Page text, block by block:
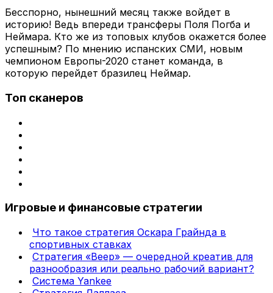
Бесспорно, нынешний месяц также войдет в
историю! Ведь впереди трансферы Поля Погба и
Неймара. Кто же из топовых клубов окажется более
успешным? По мнению испанских СМИ, новым
чемпионом Европы-2020 станет команда, в
которую перейдет бразилец Неймар.
Топ сканеров
Игровые и финансовые стратегии
Что такое стратегия Оскара Грайнда в
спортивных ставках
Стратегия «Веер» — очередной креатив для
разнообразия или реально рабочий вариант?
Система Yankee